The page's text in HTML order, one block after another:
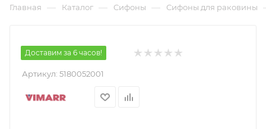
Главная — Каталог — Сифоны — Сифоны для раковины
Доставим за 6 часов!
Артикул: 5180052001